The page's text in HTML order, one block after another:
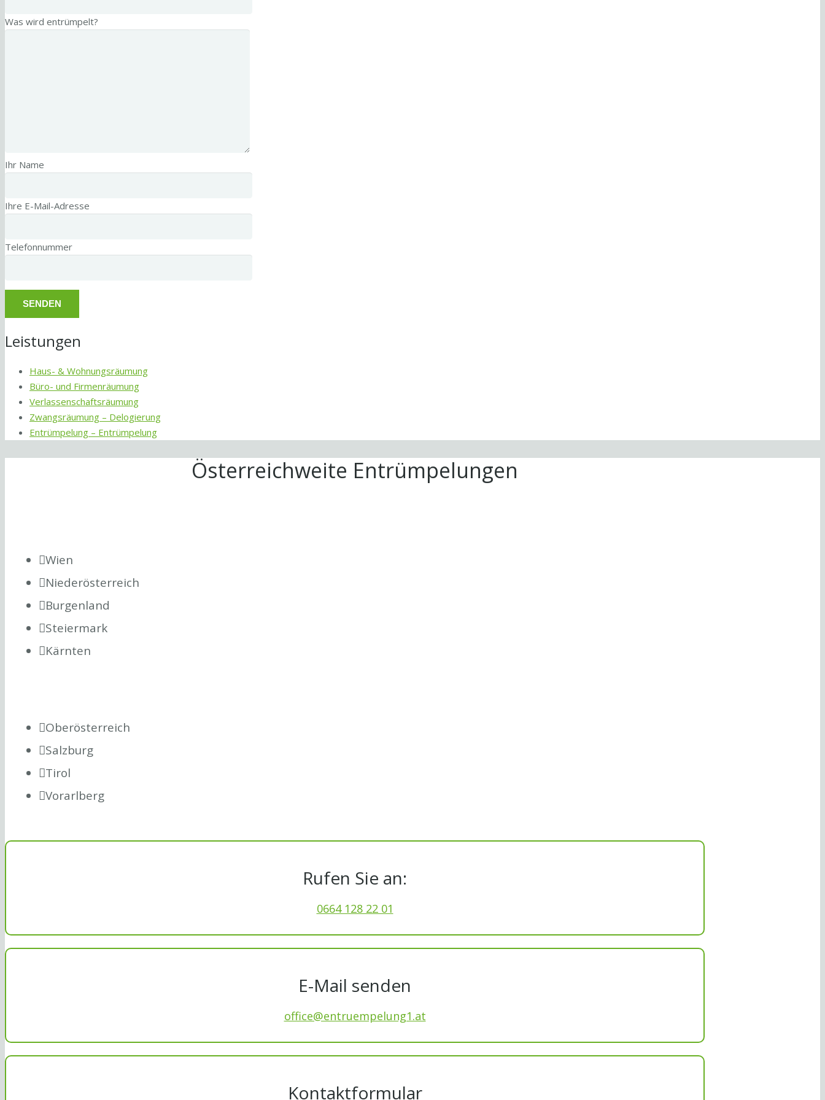
Was wird entrümpelt?
Ihr Name
Ihre E-Mail-Adresse
Telefonnummer
Leistungen
Haus- & Wohnungsräumung
Büro- und Firmenräumung
Verlassenschaftsräumung
Zwangsräumung – Delogierung
Entrümpelung – Entrümpelung
Österreichweite Entrümpelungen
Wien
Niederösterreich
Burgenland
Steiermark
Kärnten
Oberösterreich
Salzburg
Tirol
Vorarlberg
Rufen Sie an:
0664 128 22 01
E-Mail senden
office@entruempelung1.at
Kontaktformular